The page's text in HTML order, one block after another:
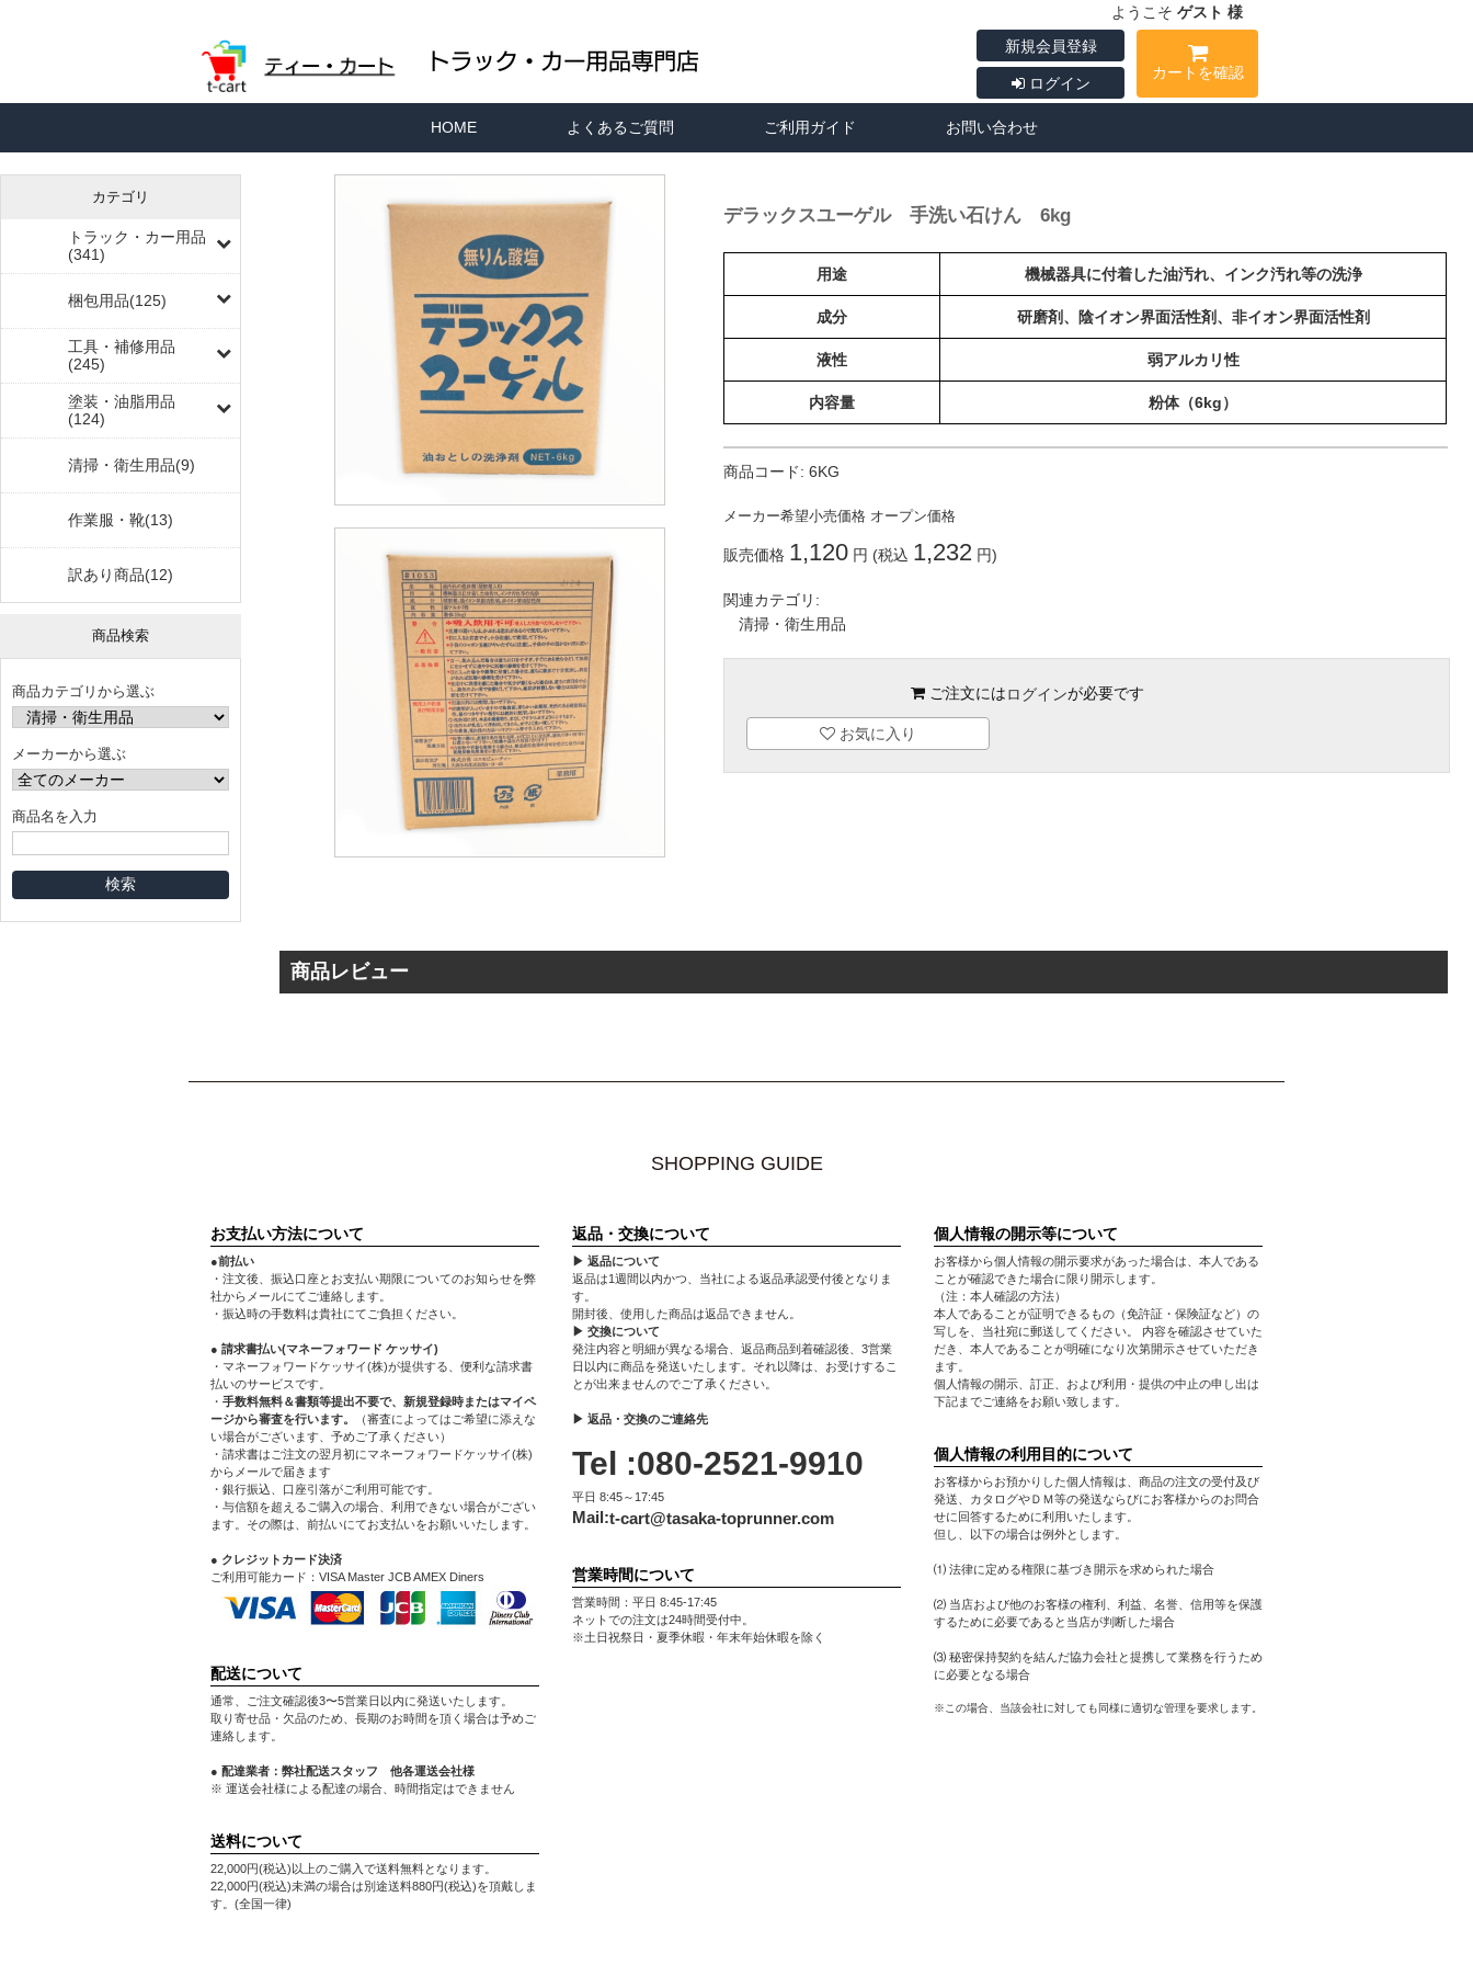
ようこそ ゲスト 様
新規会員登録
ログイン
カートを確認
HOME よくあるご質問 ご利用ガイド お問い合わせ
カテゴリ
トラック・カー用品
(341)
梱包用品(125)
工具・補修用品
(245)
塗装・油脂用品
(124)
清掃・衛生用品(9)
作業服・靴(13)
訳あり商品(12)
商品検索
商品カテゴリから選ぶ
メーカーから選ぶ
商品名を入力
デラックスユーゲル 手洗い石けん 6kg
用途 機械器具に付着した油汚れ、インク汚れ等の洗浄
成分 研磨剤、陰イオン界面活性剤、非イオン界面活性剤
液性 弱アルカリ性
内容量 粉体（6kg）
商品コード: 6KG
メーカー希望小売価格 オープン価格
販売価格 1,120円 (税込 1,232 円)
関連カテゴリ:
清掃・衛生用品
ご注文にはログインが必要です
お気に入り
商品レビュー
SHOPPING GUIDE
お支払い方法について
●前払い
・注文後、振込口座とお支払い期限についてのお知らせを弊
社からメールにてご連絡します。
・振込時の手数料は貴社にてご負担ください。
● 請求書払い(マネーフォワード ケッサイ)
・マネーフォワードケッサイ(株)が提供する、便利な請求書
払いのサービスです。
・ 手数料無料＆書類等提出不要で、新規登録時またはマイペ
ージから審査を行います。
（審査によってはご希望に添えな
い場合がございます、予めご了承ください）
・請求書はご注文の翌月初にマネーフォワードケッサイ(株)
からメールで届きます
・銀行振込、口座引落がご利用可能です。
・与信額を超えるご購入の場合、利用できない場合がござい
ます。その際は、前払いにてお支払いをお願いいたします。
● クレジットカード決済
ご利用可能カード：VISA Master JCB AMEX Diners
配送について
通常、ご注文確認後3〜5営業日以内に発送いたします。
取り寄せ品・欠品のため、長期のお時間を頂く場合は予めご
連絡します。
● 配達業者：弊社配送スタッフ 他各運送会社様
※ 運送会社様による配達の場合、時間指定はできません
送料について
22,000円(税込)以上のご購入で送料無料となります。
22,000円(税込)未満の場合は別途送料880円(税込)を頂戴しま
す。(全国一律)
返品・交換について
▶ 返品について
返品は1週間以内かつ、当社による返品承認受付後となりま
す。
開封後、使用した商品は返品できません。
▶ 交換について
発注内容と明細が異なる場合、返品商品到着確認後、3営業
日以内に商品を発送いたします。それ以降は、お受けするこ
とが出来ませんのでご了承ください。
▶ 返品・交換のご連絡先
Tel :080-2521-9910
平日 8:45～17:45
Mail:t-cart@tasaka-toprunner.com
営業時間について
営業時間：平日 8:45-17:45
ネットでの注文は24時間受付中。
※土日祝祭日・夏季休暇・年末年始休暇を除く
個人情報の開示等について
お客様から個人情報の開示要求があった場合は、本人である
ことが確認できた場合に限り開示します。
（注：本人確認の方法）
本人であることが証明できるもの（免許証・保険証など）の
写しを、当社宛に郵送してください。 内容を確認させていた
だき、本人であることが明確になり次第開示させていただき
ます。
個人情報の開示、訂正、および利用・提供の中止の申し出は
下記までご連絡をお願い致します。
個人情報の利用目的について
お客様からお預かりした個人情報は、商品の注文の受付及び
発送、カタログやＤＭ等の発送ならびにお客様からのお問合
せに回答するために利用いたします。
但し、以下の場合は例外とします。
⑴ 法律に定める権限に基づき開示を求められた場合
⑵ 当店および他のお客様の権利、利益、名誉、信用等を保護
するために必要であると当店が判断した場合
⑶ 秘密保持契約を結んだ協力会社と提携して業務を行うため
に必要となる場合
※この場合、当該会社に対しても同様に適切な管理を要求します。